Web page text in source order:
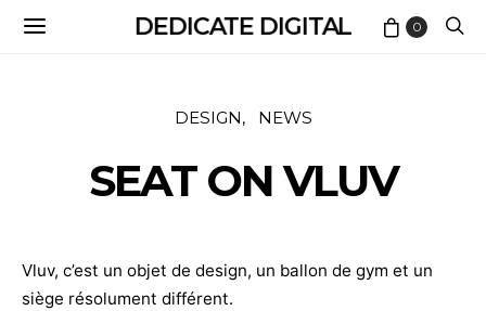
DEDICATE DIGITAL 0
DESIGN NEWS
SEAT ON VLUV
Vluv, c’est un objet de design, un ballon de gym et un
siège résolument différent.